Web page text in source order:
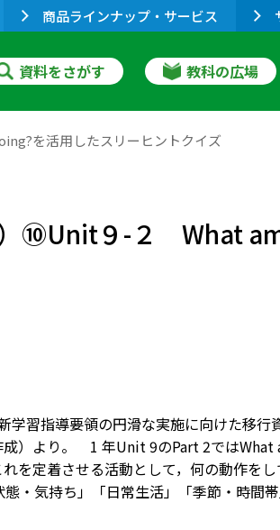
商品ラインナップ・サービス
資料をさがす 教科の広場
を活用したスリーヒントクイズ
⑩Unit９-２ What
習指導要領の円滑な実施に向けた移
）より。 1 年Unit 9のPart 2では
を定着させる活動として，何の動作を
・気持ち」「日常生活」「季節・時間